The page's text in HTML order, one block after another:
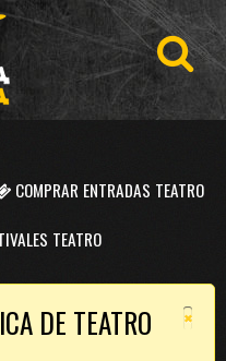
COMPRAR ENTRADAS TEATRO
TEATRO
×
DE TEATRO